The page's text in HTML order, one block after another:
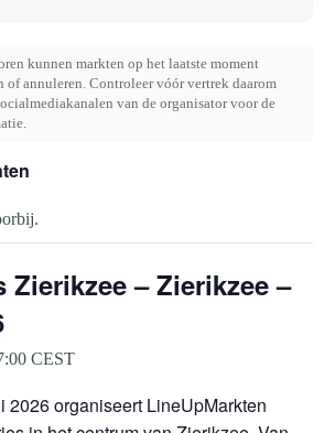
kunnen markten op het laatste moment
of annuleren. Controleer vóór vertrek daarom
van de organisator voor de
Zierikzee – Zierikzee –
CEST
2026 organiseert LineUpMarkten